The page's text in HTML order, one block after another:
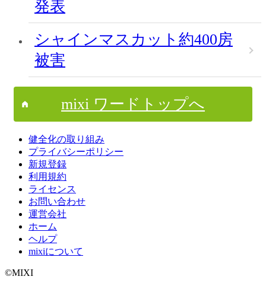
発表
シャインマスカット約400房
被害
mixi ワードトップへ
健全化の取り組み
プライバシーポリシー
新規登録
利用規約
ライセンス
お問い合わせ
運営会社
ホーム
ヘルプ
mixiについて
©MIXI